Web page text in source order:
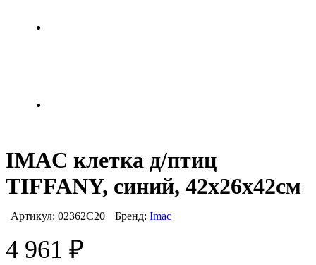
IMAC клетка д/птиц
TIFFANY, синий, 42х26х42см
Артикул: 02362C20 Бренд: Imac
4 961 ₽